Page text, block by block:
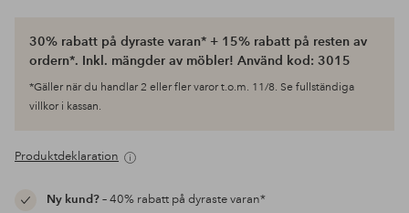
30% rabatt på dyraste varan* + 15% rabatt på resten av
ordern*. Inkl. mängder av möbler! Använd kod: 3015
*Gäller när du handlar 2 eller fler varor t.o.m. 11/8. Se fullständiga
villkor i kassan.
Produktdeklaration
Ny kund?– 40% rabatt på dyraste varan*